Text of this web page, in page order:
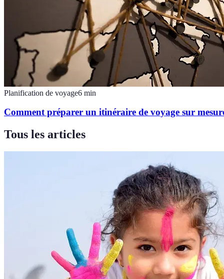
Planification de voyage6 min
Comment préparer un itinéraire de voyage sur
Tous les articles